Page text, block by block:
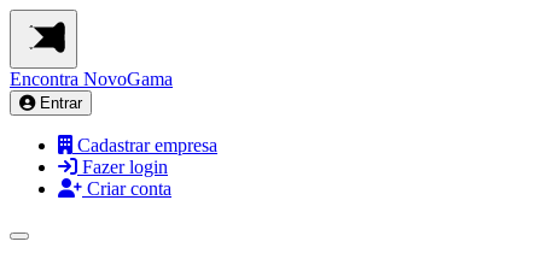
Encontra NovoGama
Entrar
Cadastrar empresa
Fazer login
Criar conta